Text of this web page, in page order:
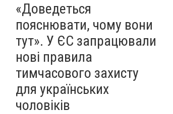
«Доведеться
пояснювати, чому вони
тут». У ЄС запрацювали
нові правила
тимчасового захисту
для українських
чоловіків